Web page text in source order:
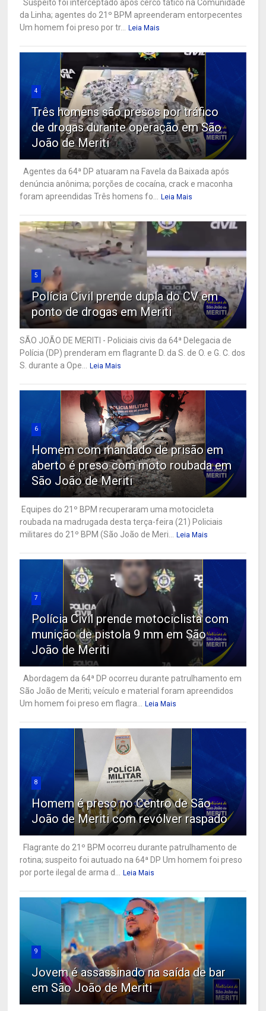
Suspeito foi interceptado após cerco tático na Comunidade
da Linha; agentes do 21º BPM apreenderam entorpecentes
Um homem foi preso por tr... Leia Mais
4
Três homens são presos por tráfico
de drogas durante operação em São
João de Meriti
Agentes da 64ª DP atuaram na Favela da Baixada após
denúncia anônima; porções de cocaína, crack e maconha
foram apreendidas Três homens fo... Leia Mais
5
Polícia Civil prende dupla do CV em
ponto de drogas em Meriti
SÃO JOÃO DE MERITI - Policiais civis da 64ª Delegacia de
Polícia (DP) prenderam em flagrante D. da S. de O. e G. C. dos
S. durante a Ope... Leia Mais
6
Homem com mandado de prisão em
aberto é preso com moto roubada em
São João de Meriti
Equipes do 21º BPM recuperaram uma motocicleta
roubada na madrugada desta terça-feira (21) Policiais
militares do 21º BPM (São João de Meri... Leia Mais
7
Polícia Civil prende motociclista com
munição de pistola 9 mm em São
João de Meriti
Abordagem da 64ª DP ocorreu durante patrulhamento em
São João de Meriti; veículo e material foram apreendidos
Um homem foi preso em flagra... Leia Mais
8
Homem é preso no Centro de São
João de Meriti com revólver raspado
Flagrante do 21º BPM ocorreu durante patrulhamento de
rotina; suspeito foi autuado na 64ª DP Um homem foi preso
por porte ilegal de arma d... Leia Mais
9
Jovem é assassinado na saída de bar
em São João de Meriti